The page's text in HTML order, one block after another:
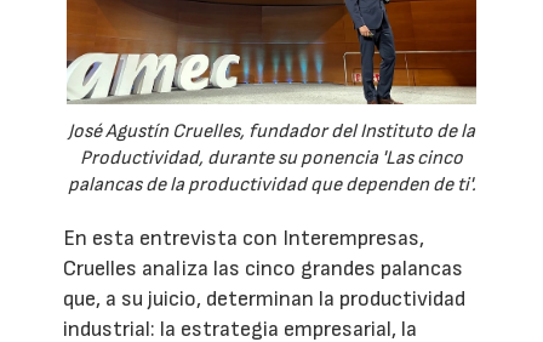
José Agustín Cruelles, fundador del Instituto de la
Productividad, durante su ponencia 'Las cinco
palancas de la productividad que dependen de ti'.
En esta entrevista con Interempresas,
Cruelles analiza las cinco grandes palancas
que, a su juicio, determinan la productividad
industrial: la estrategia empresarial, la